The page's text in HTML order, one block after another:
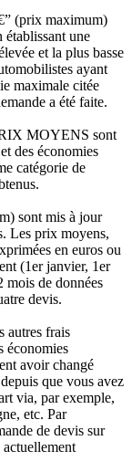
(prix maximum)
établissant une
et la plus basse
ayant
maximale citée
a été faite.
MOYENS sont
des économies
catégorie de
sont mis à jour
Les prix moyens,
en euros ou
(1er janvier, 1er
mois de données
devis.
autres frais
économies
avoir changé
que vous avez
via, par exemple,
etc. Par
de devis sur